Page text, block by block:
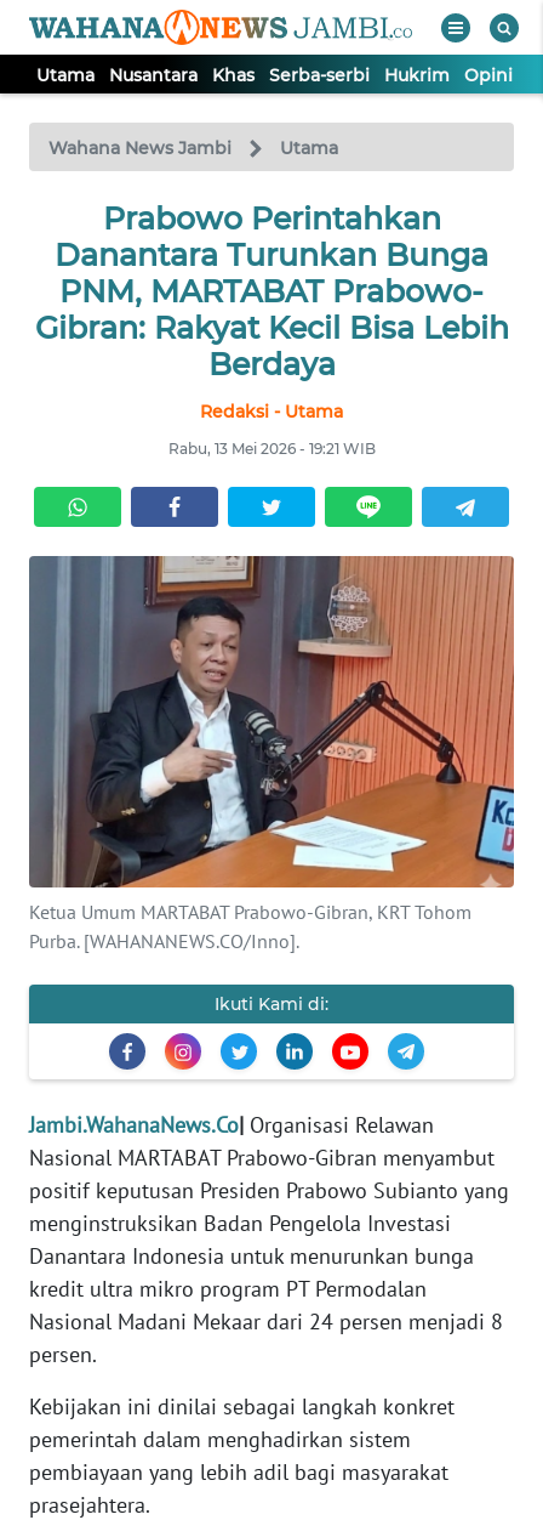
Utama Nusantara Khas Serba-serbi Hukrim Opini
Wahana News Jambi Utama
Prabowo Perintahkan
Danantara Turunkan Bunga
PNM, MARTABAT Prabowo-
Gibran: Rakyat Kecil Bisa Lebih
Berdaya
Redaksi - Utama
Rabu, 13 Mei 2026 - 19:21 WIB
Ketua Umum MARTABAT Prabowo-Gibran, KRT Tohom
Purba. [WAHANANEWS.CO/Inno].
Ikuti Kami di:
Jambi.WahanaNews.Co| Organisasi Relawan
Nasional MARTABAT Prabowo-Gibran menyambut
positif keputusan Presiden Prabowo Subianto yang
menginstruksikan Badan Pengelola Investasi
Danantara Indonesia untuk menurunkan bunga
kredit ultra mikro program PT Permodalan
Nasional Madani Mekaar dari 24 persen menjadi 8
persen.
Kebijakan ini dinilai sebagai langkah konkret
pemerintah dalam menghadirkan sistem
pembiayaan yang lebih adil bagi masyarakat
prasejahtera.
TV
Tutup
NUSANTARA
HUKRIM
KAMI
INFO
PEDOMAN
MEDIA
SIBER
REDAKSI
Wahana
News
Regional